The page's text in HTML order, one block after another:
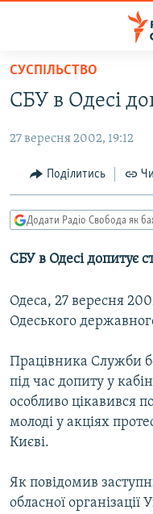
Перейти
основного
Перейти
Перейти
пошуку
ВСЕ ЗА ДОБУ
СТАТТІ
ПОЛІТИКА
СУСПІЛЬСТВО
КУЛЬТУРА
УКРАЇНА
ВІЙНА
ДОНБАС.РЕАЛІЇ
КРИМ.РЕАЛІЇ
СХЕМИ
МУЛЬТИМЕДІА
ФОТО
СПЕЦПРОЄКТИ
КРИМ РЕАЛІЇ
СУСПІЛЬСТВО
СБУ в Одесі
27 вересня 2002, 19:12
Поділитись
Додати Радіо Свобода як
СБУ в Одесі допитує
Одеса, 27 вересня
Одеського
Працівника Служби
під час допиту у
особливо цікавився
молоді у акціях
Києві.
Як повідомив
обласної організації